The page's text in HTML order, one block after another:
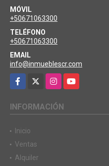
MÓVIL
+50671063300
TELÉFONO
+50671063300
EMAIL
info@inmueblescr.com
Facebook
InstagramYouTube
INFORMACIÓN
Inicio
Ventas
Alquiler